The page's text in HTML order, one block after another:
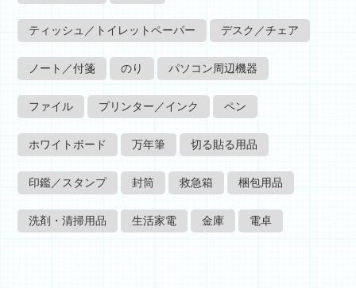
ティッシュ／トイレットペーパー デスク／チェア
ノート／付箋 のり パソコン周辺機器
ファイル プリンター／インク ペン
ホワイトボード 万年筆 切る貼る用品
印鑑／スタンプ 封筒 救急箱 梱包用品
洗剤・清掃用品 生活家電 金庫 電卓